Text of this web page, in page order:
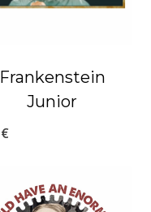
Frankenstein
Junior
€